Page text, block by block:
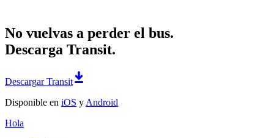
No vuelvas a perder el bus.
Descarga Transit.
Descargar Transit
Disponible en iOS y Android
Hola